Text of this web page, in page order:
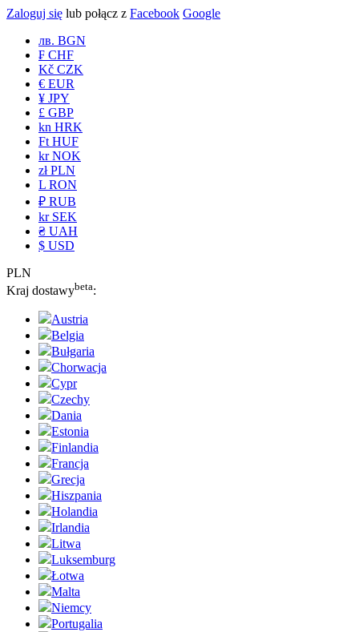
Zaloguj się lub połącz z Facebook Google
лв. BGN
₣ CHF
Kč CZK
€ EUR
¥ JPY
£ GBP
kn HRK
Ft HUF
kr NOK
zł PLN
L RON
₽ RUB
kr SEK
₴ UAH
$ USD
PLN
Kraj dostawybeta:
Austria
Belgia
Bułgaria
Chorwacja
Cypr
Czechy
Dania
Estonia
Finlandia
Francja
Grecja
Hiszpania
Holandia
Irlandia
Litwa
Luksemburg
Łotwa
Malta
Niemcy
Portugalia